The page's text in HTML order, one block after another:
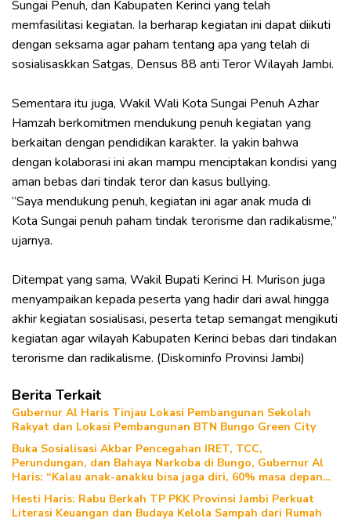
Sungai Penuh, dan Kabupaten Kerinci yang telah
memfasilitasi kegiatan. Ia berharap kegiatan ini dapat diikuti
dengan seksama agar paham tentang apa yang telah di
sosialisaskkan Satgas, Densus 88 anti Teror Wilayah Jambi.
‎Sementara itu juga, Wakil Wali Kota Sungai Penuh Azhar
Hamzah berkomitmen mendukung penuh kegiatan yang
berkaitan dengan pendidikan karakter. Ia yakin bahwa
dengan kolaborasi ini akan mampu menciptakan kondisi yang
aman bebas dari tindak teror dan kasus bullying.
‎”Saya mendukung penuh, kegiatan ini agar anak muda di
Kota Sungai penuh paham tindak terorisme dan radikalisme,”
ujarnya.
‎Ditempat yang sama, Wakil Bupati Kerinci H. Murison juga
menyampaikan kepada peserta yang hadir dari awal hingga
akhir kegiatan sosialisasi, peserta tetap semangat mengikuti
kegiatan agar wilayah Kabupaten Kerinci bebas dari tindakan
terorisme dan radikalisme. (Diskominfo Provinsi Jambi)
Berita Terkait
Gubernur Al Haris Tinjau Lokasi Pembangunan Sekolah
Rakyat dan Lokasi Pembangunan BTN Bungo Green City
Buka Sosialisasi Akbar Pencegahan IRET, TCC,
Perundungan, dan Bahaya Narkoba di Bungo, Gubernur Al
Haris: “Kalau anak-anakku bisa jaga diri, 60% masa depan
sudah ada di tangan”
Hesti Haris: Rabu Berkah TP PKK Provinsi Jambi Perkuat
Literasi Keuangan dan Budaya Kelola Sampah dari Rumah